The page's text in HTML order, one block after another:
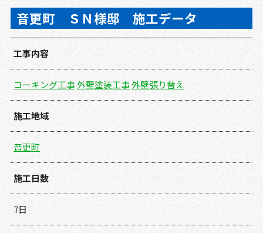
音更町 ＳＮ様邸 施工データ
工事内容
コーキング工事外壁塗装工事外壁張り替え
施工地域
音更町
施工日数
7日